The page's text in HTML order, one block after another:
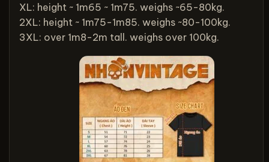
XL: height ~ 1m65 ~ 1m75. weighs ~65-80kg.
2XL: height ~ 1m75-1m85. weighs ~80-100kg.
3XL: over 1m8-2m tall. weighs over 100kg.